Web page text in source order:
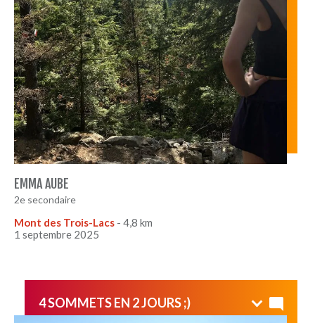
EMMA AUBE
2e secondaire
Mont des Trois-Lacs - 4,8 km
1 septembre 2025
4 SOMMETS EN 2 JOURS ;)